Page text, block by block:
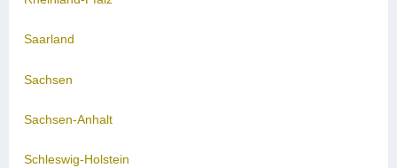
Saarland
Sachsen
Sachsen-Anhalt
Schleswig-Holstein